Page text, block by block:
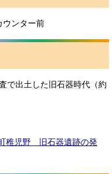
ンター前
で出土した旧石器時代（約
稚児野 旧石器遺跡の発